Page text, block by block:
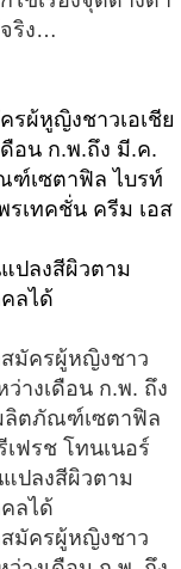
ริง…
รผ้หูญิงชาวเอเชีย
ดือน ก.พ.ถึง มี.ค.
ฑ์เซตาฟิล ไบรท์
รเทคชั่น ครีม เอส
ปลงสีผิวตาม
ลได้
มัครผู้หญิงชาว
ว่างเดือน ก.พ. ถึง
ลิตภัณฑ์เซตาฟิล
เฟรช โทนเนอร์
แปลงสีผิวตาม
ลได้
มัครผู้หญิงชาว